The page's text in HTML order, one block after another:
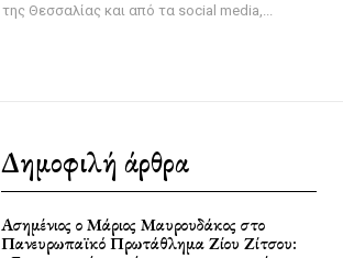
της Θεσσαλίας και από τα social media,...
Δημοφιλή άρθρα
Ασημένιος ο Μάριος Μαυρουδάκος στο
Πανευρωπαϊκό Πρωτάθλημα Ζίου Ζίτσου: